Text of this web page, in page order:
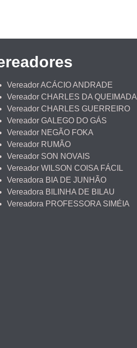
Vereador ACÁCIO ANDRADE
Vereador CHARLES DA QUEIMADA
Vereador CHARLES GUERREIRO
Vereador GALEGO DO GÁS
Vereador NEGÃO FOKA
Vereador RUMÃO
Vereador SON NOVAIS
Vereador WILSON COISA FÁCIL
Vereadora BIA DE JUNHÃO
Vereadora BILINHA DE BILAU
Vereadora PROFESSORA SIMÉIA